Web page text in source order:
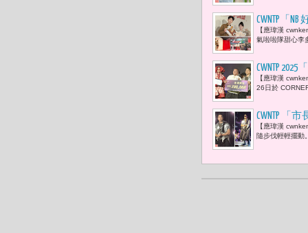
CWNTP「
【應瑋漢
氣啦啦隊甜心李
CWNTP
之作〈擬
【應瑋漢
26日於
CWNTP 「
【應瑋漢
隨步伐輕輕擺動